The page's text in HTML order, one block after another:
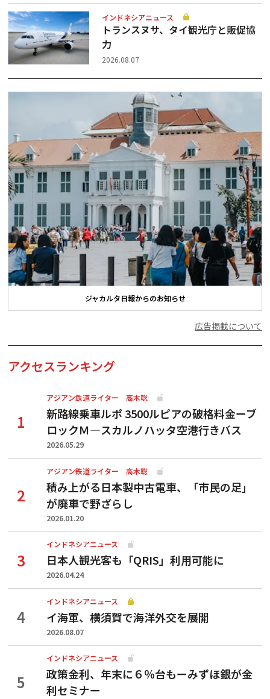
インドネシアニュース
トランスヌサ、タイ観光庁と販促協
力
2026.08.07
ジャカルタ日報からのお知らせ
広告掲載について
アクセスランキング
アジアン鉄道ライター 高木聡
新路線乗車ルポ 3500ルピアの破格料金ーブ
ロックＭ―スカルノハッタ空港行きバス
2026.05.29
アジアン鉄道ライター 高木聡
積み上がる日本製中古電車、「市民の足」
が廃車で野ざらし
2026.01.20
インドネシアニュース
日本人観光客も「QRIS」利用可能に
2026.04.24
インドネシアニュース
イ海軍、横須賀で海洋外交を展開
2026.08.07
インドネシアニュース
政策金利、年末に６％台もーみずほ銀が金
利セミナー